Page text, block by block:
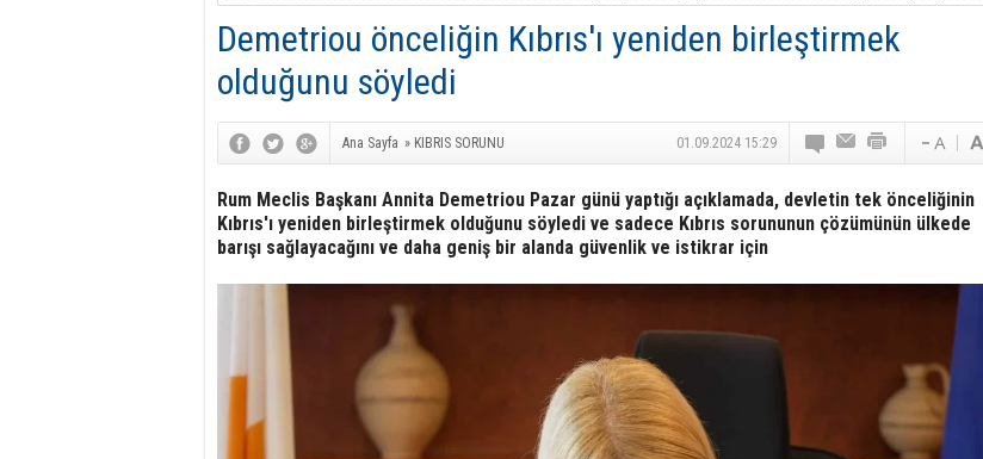
arasında güneş altında çalışmayı
yasakladı
Yasası hayata geçirilmeli
Demetriou önceliğin Kıbrıs'ı yeniden birleştirmek
olduğunu söyledi
Ana Sayfa » KIBRIS SORUNU 01.09.2024 15:29
Rum Meclis Başkanı Annita Demetriou Pazar günü yaptığı açıklamada, devletin tek önceliğinin
Kıbrıs'ı yeniden birleştirmek olduğunu söyledi ve sadece Kıbrıs sorununun çözümünün ülkede
barışı sağlayacağını ve daha geniş bir alanda güvenlik ve istikrar için